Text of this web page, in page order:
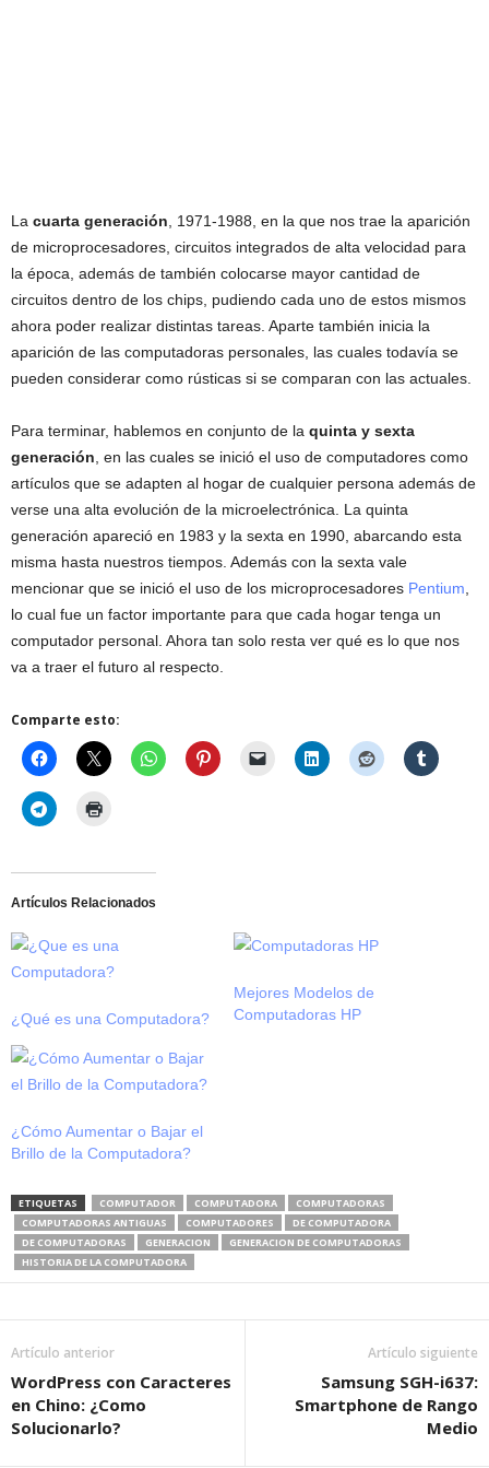
La cuarta generación , 1971-1988, en la que nos trae la aparición
de microprocesadores, circuitos integrados de alta velocidad para
la época, además de también colocarse mayor cantidad de
circuitos dentro de los chips, pudiendo cada uno de estos mismos
ahora poder realizar distintas tareas. Aparte también inicia la
aparición de las computadoras personales, las cuales todavía se
pueden considerar como rústicas si se comparan con las actuales.
Para terminar, hablemos en conjunto de la quinta y sexta
generación , en las cuales se inició el uso de computadores como
artículos que se adapten al hogar de cualquier persona además de
verse una alta evolución de la microelectrónica. La quinta
generación apareció en 1983 y la sexta en 1990, abarcando esta
misma hasta nuestros tiempos. Además con la sexta vale
mencionar que se inició el uso de los microprocesadores Pentium
lo cual fue un factor importante para que cada hogar tenga un
computador personal. Ahora tan solo resta ver qué es lo que nos
va a traer el futuro al respecto.
Comparte esto:
Artículos Relacionados
¿Qué es una Computadora?
Mejores Modelos de
Computadoras HP
¿Cómo Aumentar o Bajar el
Brillo de la Computadora?
ETIQUETAS COMPUTADOR COMPUTADORA
COMPUTADORAS
COMPUTADORAS ANTIGUAS
COMPUTADORES
DE COMPUTADORA
DE COMPUTADORAS
GENERACION
GENERACION DE COMPUTADORAS
HISTORIA DE LA COMPUTADORA
Artículo anterior
WordPress con Caracteres
en Chino: ¿Como
Solucionarlo?
Artículo siguiente
Samsung SGH-i637:
Smartphone de Rango
Medio